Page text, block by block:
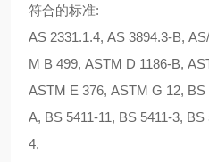
符合的标准:
AS 2331.1.4, AS 3894.3-B,
M B 499, ASTM D 1186-B,
ASTM E 376, ASTM G 12,
A, BS 5411-11, BS 5411-3,
4,